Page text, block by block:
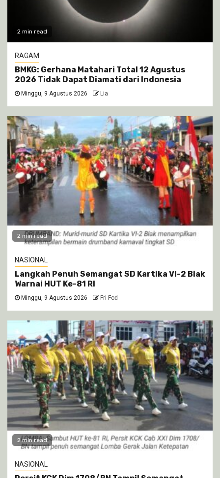
2 min read
RAGAM
BMKG: Gerhana Matahari Total 12 Agustus
2026 Tidak Dapat Diamati dari Indonesia
Minggu, 9 Agustus 2026 Lia
2 min read
NASIONAL
Langkah Penuh Semangat SD Kartika VI-2 Biak
Warnai HUT Ke-81 RI
Minggu, 9 Agustus 2026 Fri Fod
2 min read
NASIONAL